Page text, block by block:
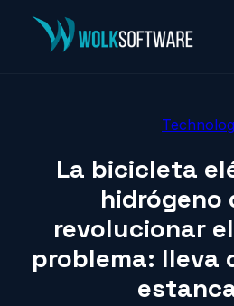
La bicicleta
hidrógeno
revolucionar
problema: lleva